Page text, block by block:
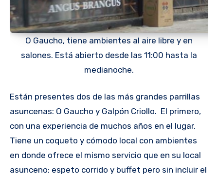
O Gaucho, tiene ambientes al aire libre y en
salones. Está abierto desde las 11:00 hasta la
medianoche.
Están presentes dos de las más grandes parrillas
asuncenas: O Gaucho y Galpón Criollo. El primero,
con una experiencia de muchos años en el lugar.
Tiene un coqueto y cómodo local con ambientes
en donde ofrece el mismo servicio que en su local
asunceno: espeto corrido y buffet pero sin incluir el